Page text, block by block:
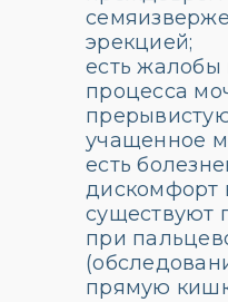
эрекцией;
есть
процесса
учащенное
есть
дискомфорт
существуют
при
прямую